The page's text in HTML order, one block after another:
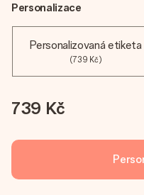
Personalizace
Personalizovaná etiketa
(739 Kč)
739 Kč